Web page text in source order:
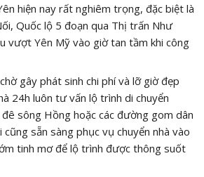
hiện nay rất nghiêm trọng, đặc biệt là
Quốc lộ 5 đoạn qua Thị trấn Như
vượt Yên Mỹ vào giờ tan tầm khi công
gây phát sinh chi phí và lỡ giờ đẹp
24h luôn tư vấn lộ trình di chuyển
sông Hồng hoặc các đường gom dân
cũng sẵn sàng phục vụ chuyển nhà vào
tinh mơ để lộ trình được thông suốt